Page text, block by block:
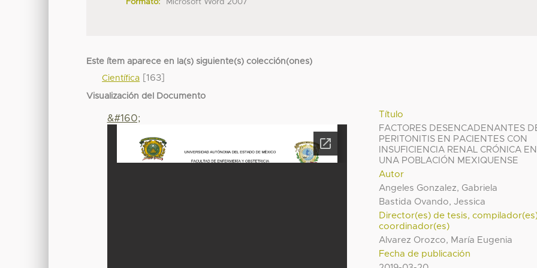
Formato:
Microsoft Word 2007
Este ítem aparece en la(s) siguiente(s) colección(ones)
Científica [163]
Visualización del Documento
Título
FACTORES DESENCADENANTES
PERITONITIS EN PACIENTES CON
INSUFICIENCIA RENAL CRÓNICA EN
UNA POBLACIÓN MEXIQUENSE
Autor
Angeles Gonzalez, Gabriela
Bastida Ovando, Jessica
Director(es) de tesis,
coordinador(es)
Alvarez Orozco, María Eugenia
Fecha de publicación
&#160;